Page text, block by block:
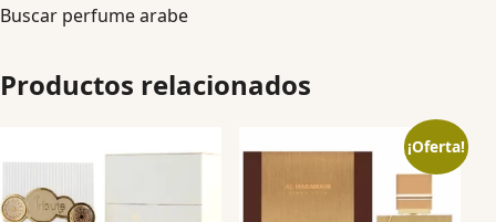
Buscar perfume arabe
Productos relacionados
¡Oferta!